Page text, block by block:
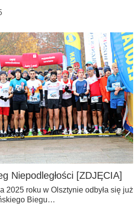
Niepodległości [ZDJĘCIA]
2025 roku w Olsztynie odbyła się już
Biegu…